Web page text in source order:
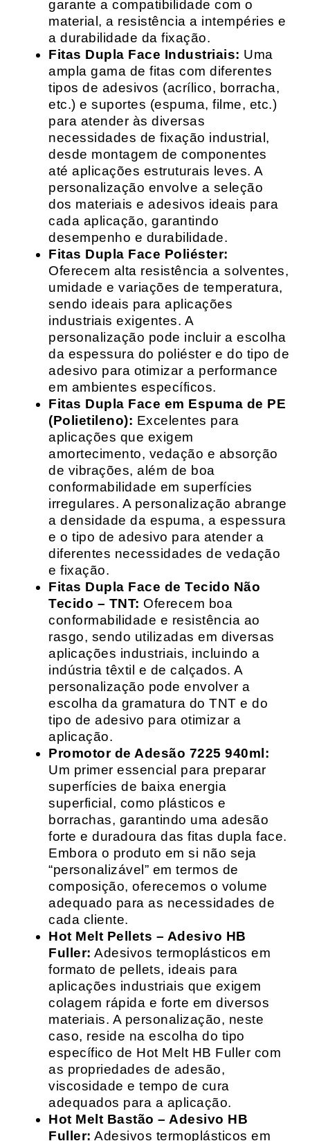
garante a compatibilidade com o
material, a resistência a intempéries e
a durabilidade da fixação.
Fitas Dupla Face Industriais: Uma
ampla gama de fitas com diferentes
tipos de adesivos (acrílico, borracha,
etc.) e suportes (espuma, filme, etc.)
para atender às diversas
necessidades de fixação industrial,
desde montagem de componentes
até aplicações estruturais leves. A
personalização envolve a seleção
dos materiais e adesivos ideais para
cada aplicação, garantindo
desempenho e durabilidade.
Fitas Dupla Face Poliéster:
Oferecem alta resistência a solventes,
umidade e variações de temperatura,
sendo ideais para aplicações
industriais exigentes. A
personalização pode incluir a escolha
da espessura do poliéster e do tipo de
adesivo para otimizar a performance
em ambientes específicos.
Fitas Dupla Face em Espuma de PE
(Polietileno): Excelentes para
aplicações que exigem
amortecimento, vedação e absorção
de vibrações, além de boa
conformabilidade em superfícies
irregulares. A personalização abrange
a densidade da espuma, a espessura
e o tipo de adesivo para atender a
diferentes necessidades de vedação
e fixação.
Fitas Dupla Face de Tecido Não
Tecido – TNT: Oferecem boa
conformabilidade e resistência ao
rasgo, sendo utilizadas em diversas
aplicações industriais, incluindo a
indústria têxtil e de calçados. A
personalização pode envolver a
escolha da gramatura do TNT e do
tipo de adesivo para otimizar a
aplicação.
Promotor de Adesão 7225 940ml:
Um primer essencial para preparar
superfícies de baixa energia
superficial, como plásticos e
borrachas, garantindo uma adesão
forte e duradoura das fitas dupla face.
Embora o produto em si não seja
“personalizável” em termos de
composição, oferecemos o volume
adequado para as necessidades de
cada cliente.
Hot Melt Pellets – Adesivo HB
Fuller: Adesivos termoplásticos em
formato de pellets, ideais para
aplicações industriais que exigem
colagem rápida e forte em diversos
materiais. A personalização, neste
caso, reside na escolha do tipo
específico de Hot Melt HB Fuller com
as propriedades de adesão,
viscosidade e tempo de cura
adequados para a aplicação.
Hot Melt Bastão – Adesivo HB
Fuller: Adesivos termoplásticos em